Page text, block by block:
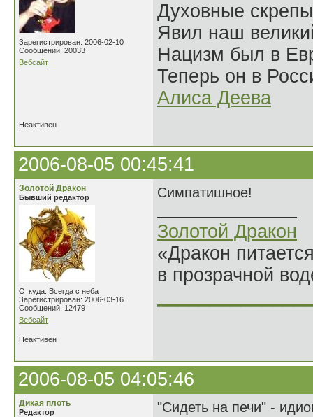
Зарегистрирован: 2006-02-10
Сообщений: 20033
Вебсайт
Духовные
Явил наш
Нацизм был в
Теперь он в
Алиса Деева
Неактивен
2006-08-05 00:45:41
Золотой Дракон
Бывший редактор
Откуда: Всегда с неба
Зарегистрирован: 2006-03-16
Сообщений: 12479
Вебсайт
Симпатишное!
Золотой Дракон
«Дракон
в прозрачной
Неактивен
2006-08-05 04:05:46
Дикая плоть
Редактор
"Сидеть на печи" -